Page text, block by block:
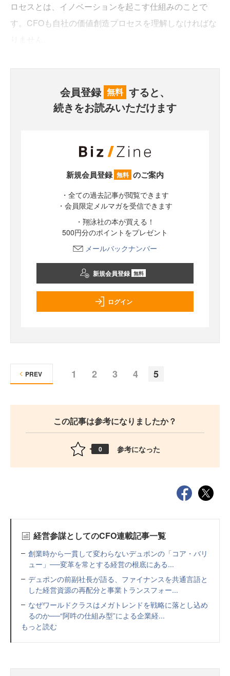
ロセスとは、イノベーションを起こす仕組みのことで
す。CFOも自社の価値創造プロセスを理解しなければな
会員登録 無料 すると、
続きをお読みいただけます
新規会員登録 無料 のご案内
・全ての過去記事が閲覧できます
・会員限定メルマガを受信できます
・翔泳社の本が買える！
500円分のポイントをプレゼント
メールバックナンバー
新規会員登録 無料
ログイン
1 2 3 4 5
PREV
この記事は参考になりましたか？
0 参考になった
経営参謀としてのCFO連載記事一覧
創業時から一貫して変わらないデュポンの「コア・バリ
ュー」──変革を常とする経営の根底にある...
デュポンの前副社長が語る、ファイナンスを共通言語と
した経営資源の再配分と事業トランスフォー...
なぜワールドクラスはメガトレンドを戦略に落とし込め
るのか──“阿吽の仕組み型”による企業経...
もっと読む